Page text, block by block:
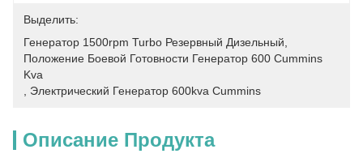
Выделить:
Генератор 1500rpm Turbo Резервный Дизельный
Положение Боевой Готовности Генератор 600 Cummins
Kva
Электрический Генератор 600kva Cummins
Описание Продукта